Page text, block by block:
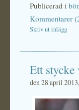
Publicerad i
Kommentarer
Skriv ut inlägg
Ett stycke
den 28 april